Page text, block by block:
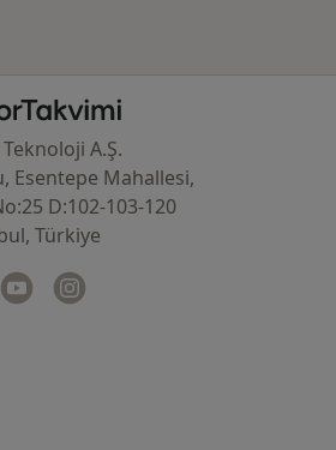
Sayfa
A.Ş.
Esentepe Mahallesi,
D:102-103-120
Türkiye
açılır
bir sekmede açılır
Youtube
yeni bir sekmede açılır